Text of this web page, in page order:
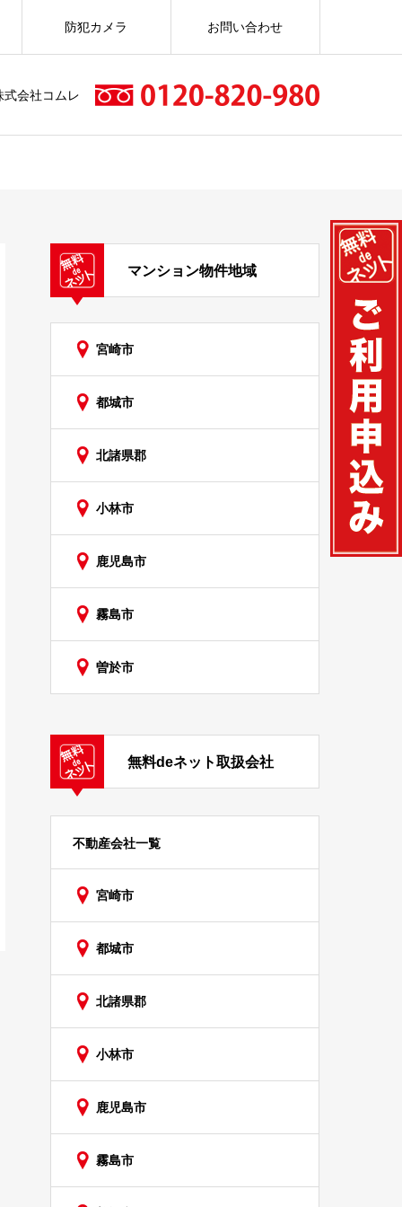
会社コムレ
防犯カメラ お問い合わせ
マンション物件地域
宮崎市
都城市
北諸県郡
小林市
鹿児島市
霧島市
曽於市
無料deネット取扱会社
不動産会社一覧
宮崎市
都城市
北諸県郡
小林市
鹿児島市
霧島市